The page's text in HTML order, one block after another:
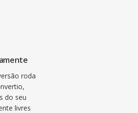
roda
do seu
livres